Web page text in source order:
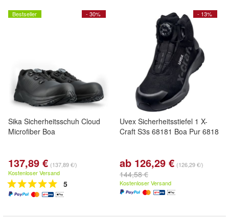
- 30%
Bestseller
Sika Sicherheitsschuh Cloud
Microfiber Boa
137,89 € (137,89 €/)
Kostenloser Versand
5
- 13%
Uvex Sicherheitsstiefel 1 X-
Craft S3s 68181 Boa Pur 6818
ab 126,29 € (126,29 €/)
144,58 €
Kostenloser Versand